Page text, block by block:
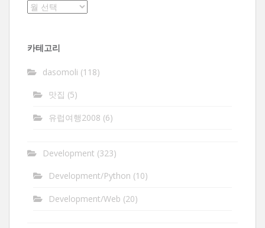
보
카테고리
dasomoli (118)
맛집 (5)
유럽여행2008 (6)
Development (323)
Development/Python (10)
Development/Web (20)